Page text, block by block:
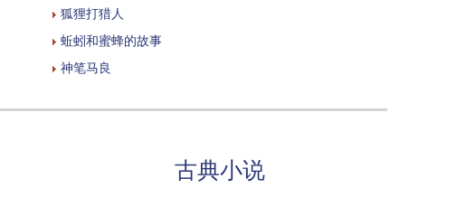
狐狸打猎人
蚯蚓和蜜蜂的故事
神笔马良
古典小说